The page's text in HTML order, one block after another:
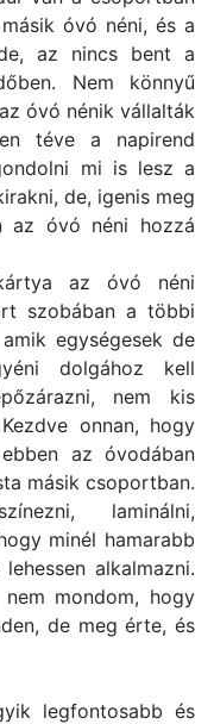
óvó néni, és a
az nincs bent a
Nem könnyű
óvó nénik vállalták
téve a napirend
mi is lesz a
de, igenis meg
az óvó néni hozzá
az óvó néni
szobában a többi
egységesek de
dolgához kell
nem kis
onnan, hogy
az óvodában
másik csoportban.
laminálni,
minél hamarabb
alkalmazni.
mondom, hogy
de meg érte, és
legfontosabb és